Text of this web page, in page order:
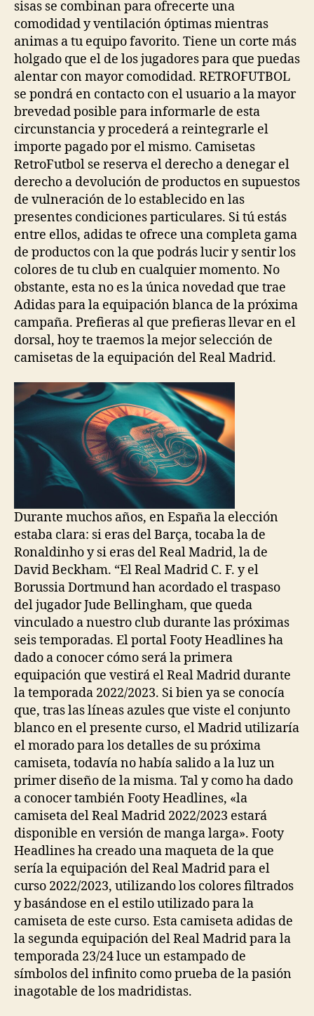
sisas se combinan para ofrecerte una
comodidad y ventilación óptimas mientras
animas a tu equipo favorito. Tiene un corte más
holgado que el de los jugadores para que puedas
alentar con mayor comodidad. RETROFUTBOL
se pondrá en contacto con el usuario a la mayor
brevedad posible para informarle de esta
circunstancia y procederá a reintegrarle el
importe pagado por el mismo. Camisetas
RetroFutbol se reserva el derecho a denegar el
derecho a devolución de productos en supuestos
de vulneración de lo establecido en las
presentes condiciones particulares. Si tú estás
entre ellos, adidas te ofrece una completa gama
de productos con la que podrás lucir y sentir los
colores de tu club en cualquier momento. No
obstante, esta no es la única novedad que trae
Adidas para la equipación blanca de la próxima
campaña. Prefieras al que prefieras llevar en el
dorsal, hoy te traemos la mejor selección de
camisetas de la equipación del Real Madrid.
Durante muchos años, en España la elección
estaba clara: si eras del Barça, tocaba la de
Ronaldinho y si eras del Real Madrid, la de
David Beckham. “El Real Madrid C. F. y el
Borussia Dortmund han acordado el traspaso
del jugador Jude Bellingham, que queda
vinculado a nuestro club durante las próximas
seis temporadas. El portal Footy Headlines ha
dado a conocer cómo será la primera
equipación que vestirá el Real Madrid durante
la temporada 2022/2023. Si bien ya se conocía
que, tras las líneas azules que viste el conjunto
blanco en el presente curso, el Madrid utilizaría
el morado para los detalles de su próxima
camiseta, todavía no había salido a la luz un
primer diseño de la misma. Tal y como ha dado
a conocer también Footy Headlines, «la
camiseta del Real Madrid 2022/2023 estará
disponible en versión de manga larga». Footy
Headlines ha creado una maqueta de la que
sería la equipación del Real Madrid para el
curso 2022/2023, utilizando los colores filtrados
y basándose en el estilo utilizado para la
camiseta de este curso. Esta camiseta adidas de
la segunda equipación del Real Madrid para la
temporada 23/24 luce un estampado de
símbolos del infinito como prueba de la pasión
inagotable de los madridistas.